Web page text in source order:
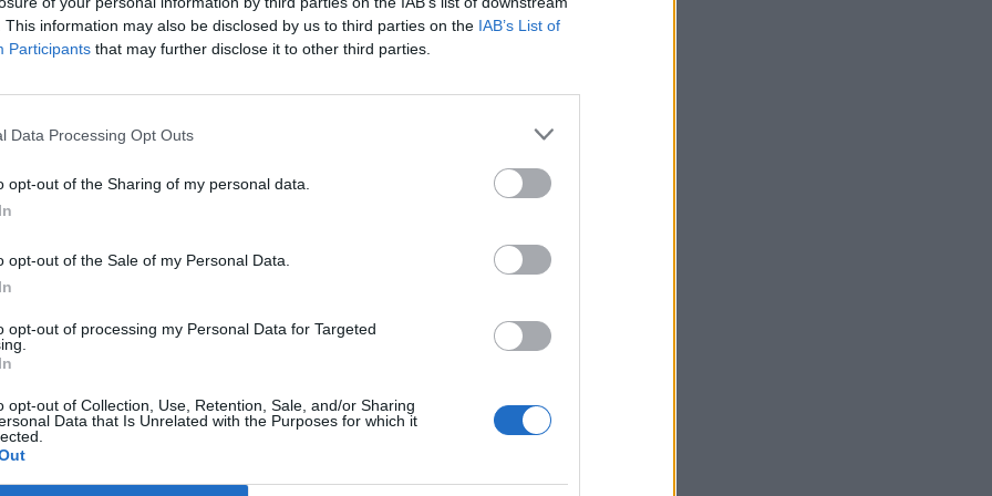
This information may also be disclosed by us to third parties on the IAB’s List of
Participants that may further disclose it to other third parties.
Data Processing Opt Outs
opt-out of the Sharing of my personal data.
opt-out of the Sale of my Personal Data.
opt-out of processing my Personal Data for Targeted
opt-out of Collection, Use, Retention, Sale, and/or Sharing
Data that Is Unrelated with the Purposes for which it
minisztérium szerint a Nyikolaj Gamaleja Nemzeti Járványügyi és
laboratóriumaiban sikeresen átesett a megfelelő minőségellenőrzésen. A
hogy a vakcina hamarosan az ország régióiba is el fog jutni. Kapcsolódó...
portfolio.hu hírarchívumához tartozik, melynek olvasása előfizetéses
cikkarchívum
elmúlt 2 év napon belüli
Előfizetés